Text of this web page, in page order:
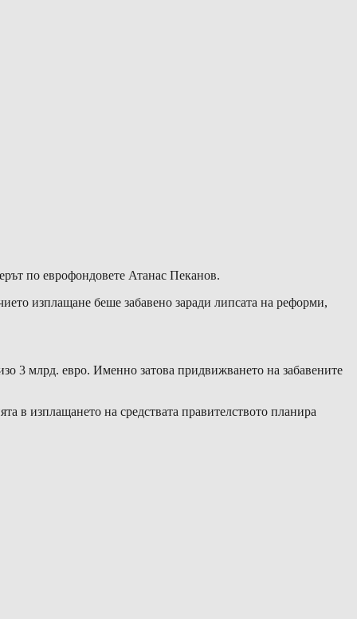
по еврофондовете Атанас Пеканов.
изплащане беше забавено заради липсата на реформи,
3 млрд. евро. Именно затова придвижването на забавените
в изплащането на средствата правителството планира